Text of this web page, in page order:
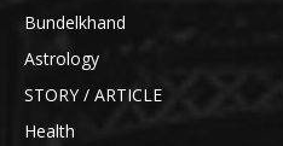
Bundelkhand
Astrology
STORY / ARTICLE
Health